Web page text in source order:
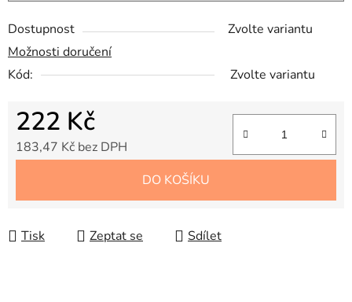
Dostupnost
Zvolte variantu
Možnosti doručení
Kód:
Zvolte variantu
222 Kč
183,47 Kč bez DPH
DO KOŠÍKU
Tisk Zeptat se Sdílet